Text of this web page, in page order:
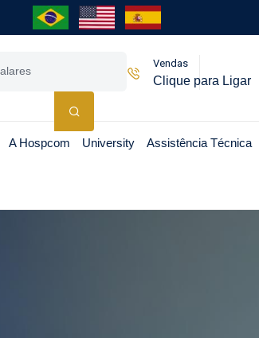
Vendas
Clique para Ligar
A Hospcom University Assistência Técnica